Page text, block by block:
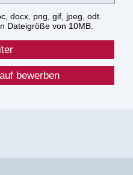
docx, png, gif, jpeg, odt.
Dateigröße von 10MB.